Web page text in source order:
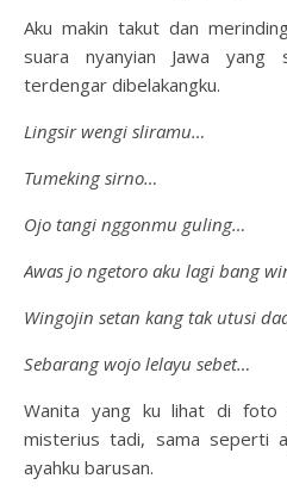
Aku makin takut dan
suara nyanyian Jawa yang
terdengar dibelakangku.
Lingsir wengi sliramu…
Tumeking sirno…
Ojo tangi nggonmu guling…
Awas jo ngetoro aku lagi bang
Wingojin setan kang tak utusi
Sebarang wojo lelayu sebet…
Wanita yang ku lihat di foto
misterius tadi, sama seperti
ayahku barusan.